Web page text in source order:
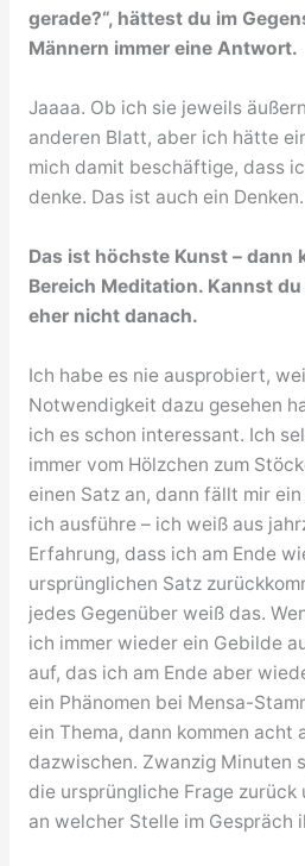
gerade?“, hättest du im
Männern immer eine Antwort.
Jaaaa. Ob ich sie jeweils
anderen Blatt, aber ich hätte
mich damit beschäftige, dass
denke. Das ist auch ein Denken.
Das ist höchste Kunst – dann
Bereich Meditation. Kannst
eher nicht danach.
Ich habe es nie ausprobiert,
Notwendigkeit dazu gesehen
ich es schon interessant. Ich
immer vom Hölzchen zum
einen Satz an, dann fällt mir
ich ausführe – ich weiß aus
Erfahrung, dass ich am Ende
ursprünglichen Satz
jedes Gegenüber weiß das.
ich immer wieder ein Gebilde
auf, das ich am Ende aber
ein Phänomen bei Mensa-
ein Thema, dann kommen acht
dazwischen. Zwanzig Minuten
die ursprüngliche Frage zurück
an welcher Stelle im Gespräch